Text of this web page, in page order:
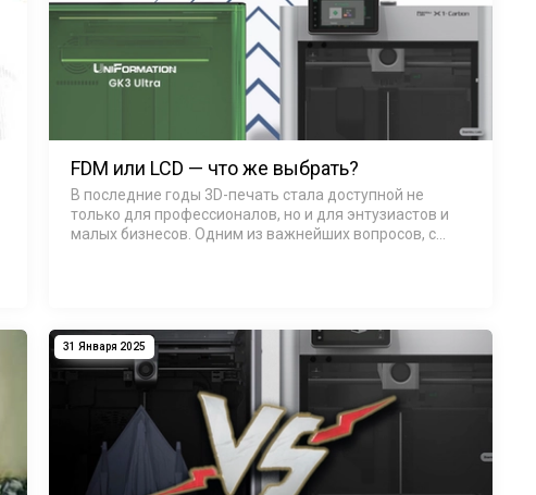
FDM или LCD — что же выбрать?
В последние годы 3D-печать стала доступной не
только для профессионалов, но и для энтузиастов и
малых бизнесов. Одним из важнейших вопросов, с
31 Января 2025